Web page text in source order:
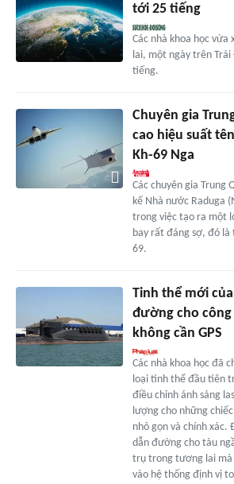
tới 25 tiếng
Các nhà khoa học
lai, một ngày trên
tiếng.
Chuyên gia
cao hiệu suất
Kh-69 Nga
Các chuyên gia Trung
kế Nhà nước Raduga
trong việc tạo ra một
bay rất đáng sợ, đó
69.
Tinh thể mới
đường cho
không cần GPS
Các nhà khoa học đã
loại tinh thể đầu tiên
điều chỉnh ánh sáng
lượng cho những
nhỏ gọn và chính xác.
dẫn đường cho tàu
trụ trong tương lai mà
vào hệ thống định vị